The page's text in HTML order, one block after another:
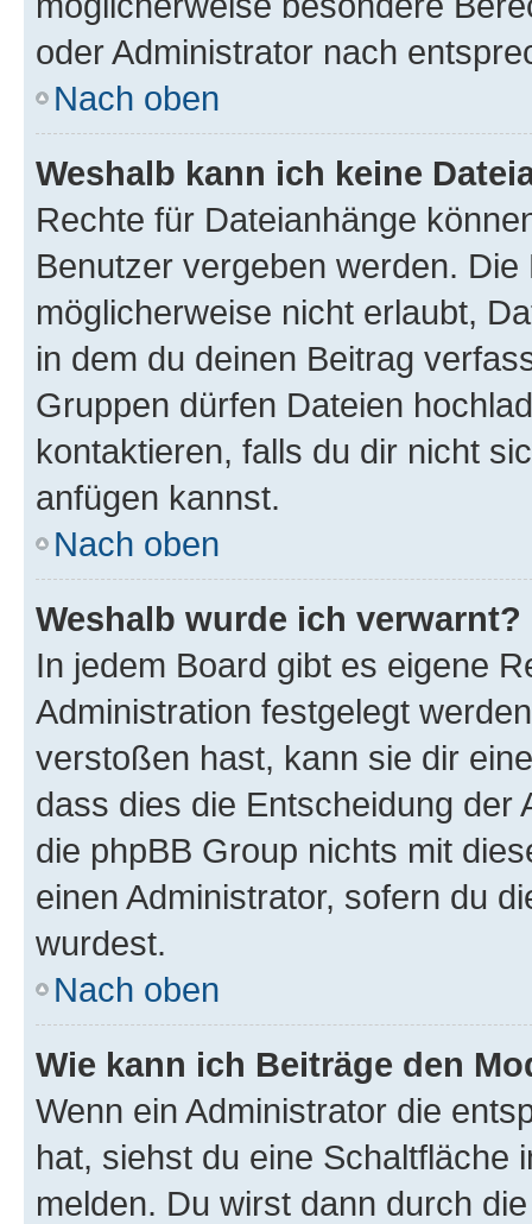
oder Administrator nach
Nach oben
Weshalb kann ich keine
Rechte für Dateianhänge
Benutzer vergeben werden.
möglicherweise nicht erlaubt,
in dem du deinen Beitrag
Gruppen dürfen Dateien
kontaktieren, falls du dir nicht
anfügen kannst.
Nach oben
Weshalb wurde ich verwarnt?
In jedem Board gibt es eigene
Administration festgelegt
verstoßen hast, kann sie dir
dass dies die Entscheidung der
die phpBB Group nichts mit
einen Administrator, sofern du
wurdest.
Nach oben
Wie kann ich Beiträge den
Wenn ein Administrator die
hat, siehst du eine Schaltfläche
melden. Du wirst dann durch